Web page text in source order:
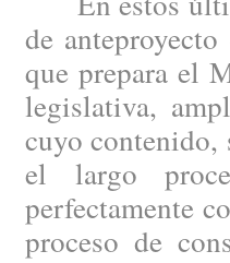
de
que prepara el
legislativa,
cuyo contenido,
el largo
perfectamente
proceso de